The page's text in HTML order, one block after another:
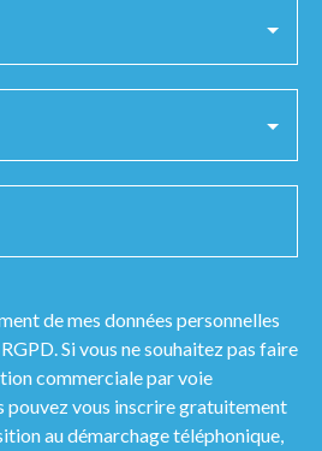
de mes données personnelles
Si vous ne souhaitez pas faire
commerciale par voie
pouvez vous inscrire gratuitement
au démarchage téléphonique,